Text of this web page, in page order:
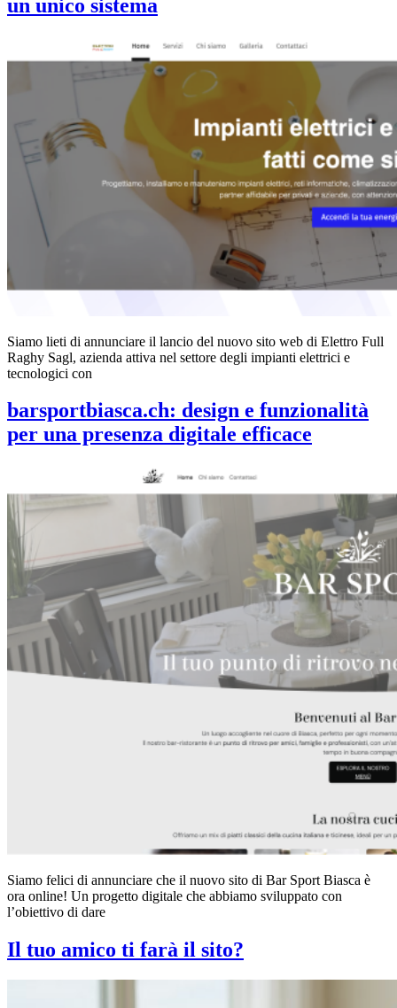
un unico sistema
Siamo lieti di annunciare il lancio del nuovo sito web di Elettro Full
Raghy Sagl, azienda attiva nel settore degli impianti elettrici e
tecnologici con
barsportbiasca.ch: design e funzionalità
per una presenza digitale efficace
Siamo felici di annunciare che il nuovo sito di Bar Sport Biasca è
ora online! Un progetto digitale che abbiamo sviluppato con
l’obiettivo di dare
Il tuo amico ti farà il sito?